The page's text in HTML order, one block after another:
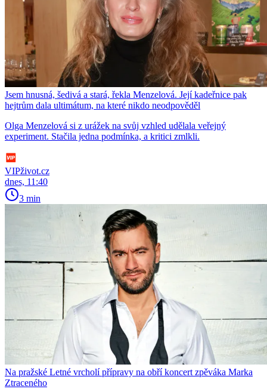
Jsem hnusná, šedivá a stará, řekla Menzelová. Její kadeřnice pak
hejtrům dala ultimátum, na které nikdo neodpověděl
Olga Menzelová si z urážek na svůj vzhled udělala veřejný
experiment. Stačila jedna podmínka, a kritici zmlkli.
VIPživot.cz
dnes, 11:40
3 min
Na pražské Letné vrcholí přípravy na obří koncert zpěváka Marka
Ztraceného